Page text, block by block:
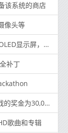
该系统的商店
像头等
航时间长达21天
补丁
为30,000欧元
歌曲和专辑